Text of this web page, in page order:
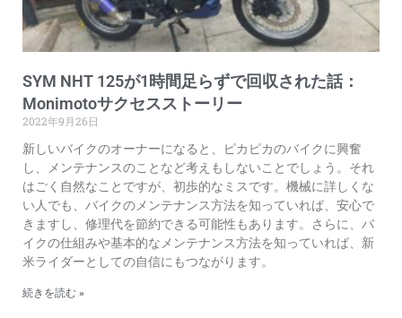
SYM NHT 125が1時間足らずで回収された話：
Monimotoサクセスストーリー
2022年9月26日
新しいバイクのオーナーになると、ピカピカのバイクに興奮
し、メンテナンスのことなど考えもしないことでしょう。それ
はごく自然なことですが、初歩的なミスです。機械に詳しくな
い人でも、バイクのメンテナンス方法を知っていれば、安心で
きますし、修理代を節約できる可能性もあります。さらに、バ
イクの仕組みや基本的なメンテナンス方法を知っていれば、新
米ライダーとしての自信にもつながります。
続きを読む »